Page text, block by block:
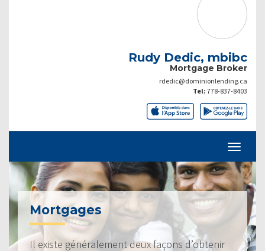
Rudy Dedic, mbibc
Mortgage Broker
rdedic@dominionlending.ca
Tel: 778-837-8403
Mortgages
Il existe généralement deux façons d’obtenir